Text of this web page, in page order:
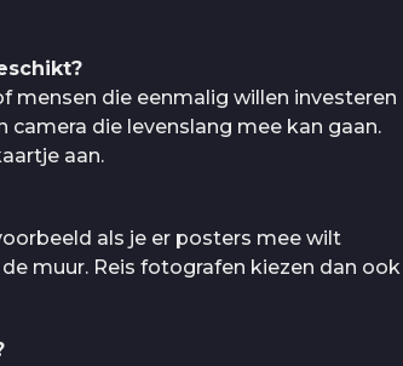
die eenmalig willen investeren
die levenslang mee kan gaan.
aan.
als je er posters mee wilt
muur. Reis fotografen kiezen dan ook